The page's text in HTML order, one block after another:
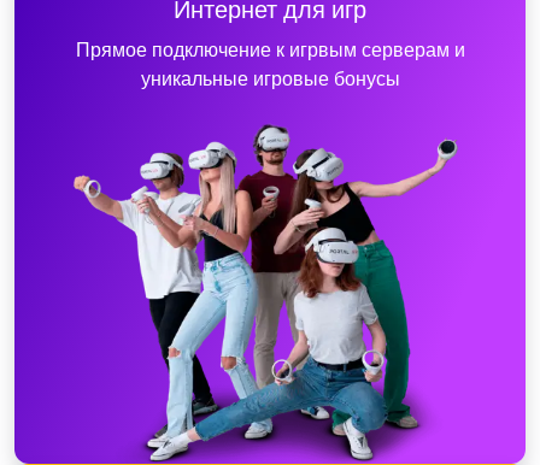
Интернет для игр
Прямое подключение к игрвым серверам и
уникальные игровые бонусы